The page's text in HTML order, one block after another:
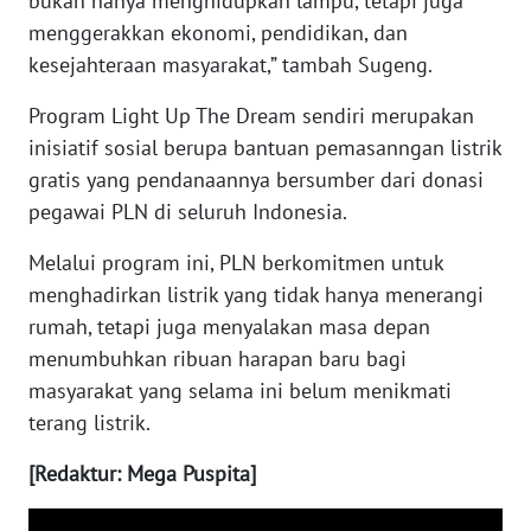
menggerakkan ekonomi, pendidikan, dan
kesejahteraan masyarakat,” tambah Sugeng.
Program Light Up The Dream sendiri merupakan
inisiatif sosial berupa bantuan pemasanngan listrik
gratis yang pendanaannya bersumber dari donasi
pegawai PLN di seluruh Indonesia.
Melalui program ini, PLN berkomitmen untuk
menghadirkan listrik yang tidak hanya menerangi
rumah, tetapi juga menyalakan masa depan
menumbuhkan ribuan harapan baru bagi
masyarakat yang selama ini belum menikmati
terang listrik.
[Redaktur: Mega Puspita]
WN
KALTARA
WN
KALSEL
KALTIM
WN
SULSEL
GORONTALO